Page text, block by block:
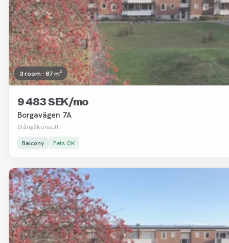
3 room · 87 m²
9 483 SEK/mo
Borgavägen 7A
Stångåkonsult
Balcony Pets OK
Removed